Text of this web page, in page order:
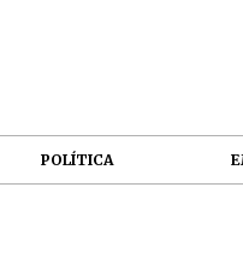
POLÍTICA